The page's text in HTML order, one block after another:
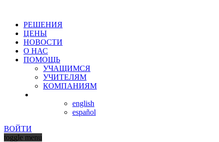
РЕШЕНИЯ
ЦЕНЫ
НОВОСТИ
О НАС
ПОМОЩЬ
УЧАЩИМСЯ
УЧИТЕЛЯМ
КОМПАНИЯМ
english
español
ВОЙТИ
toggle menu